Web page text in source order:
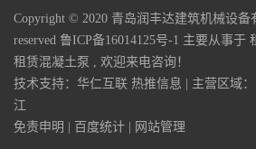
Copyright © 2020 青岛润丰达建筑机械设备
reserved 鲁ICP备16014125号-1 主要从事于
租赁混凝土泵 , 欢迎来电咨询！
技术支持： 华仁互联 热推信息 | 主营区域：
江
免责申明 | 百度统计 | 网站管理